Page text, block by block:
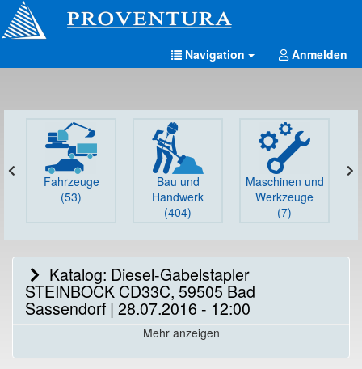
Navigation Anmelden
Fahrzeuge
(53)
Bau und
Handwerk
(404)
Maschinen und
Werkzeuge
(7)
Katalog: Diesel-Gabelstapler
STEINBOCK CD33C, 59505 Bad
Sassendorf | 28.07.2016 - 12:00
Mehr anzeigen